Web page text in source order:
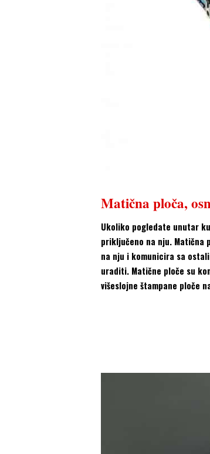
Matična ploča,
Ukoliko pogledate unutar
priključeno na nju. Matična
na nju i komunicira sa
uraditi. Matične ploče su
višeslojne štampane ploče